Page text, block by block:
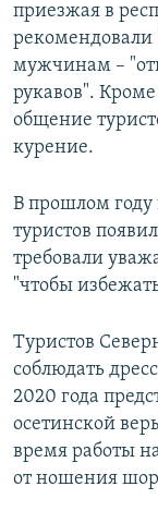
приезжая в
мужчинам –
рукавов".
общение
курение.
В прошлом
туристов
требовали
"чтобы
Туристов
соблюдать
2020 года
осетинской
время работы
от ношения